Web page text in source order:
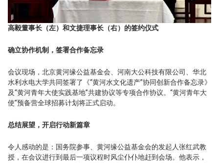
高毅董事长（左）和文捷理事长（右）的签约仪式
确立协作机制，签署合作备忘录
会议现场，北京黄河缘公益基金会、河南大公科技有限公司、华北
水利水电大学共同签署了《“黄河水文化遗产”协同创新合作备忘录》
及“黄河青年大使实践基地”共建协议等专项合作协议。“黄河青年大
使”预备营全球招募计划将正式启动。
总结展望，开启行动新篇章
令人感动的是：国务院参事、黄河缘公益基金会的发起人张红武教
授，在会议进行到最后一项议程时风尘仆仆地赶到会场。他表示，